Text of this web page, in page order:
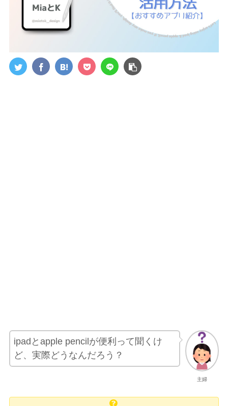
主婦
ipadとapple pencilが便利って聞くけ
ど、実際どうなんだろう？